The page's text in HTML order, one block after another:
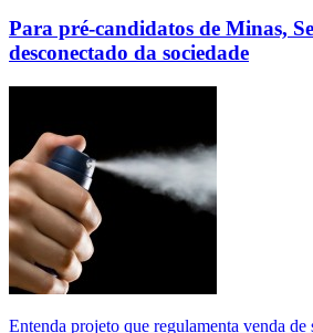
Para pré-candidatos de Minas,
desconectado da sociedade
Entenda projeto que regulamenta venda de